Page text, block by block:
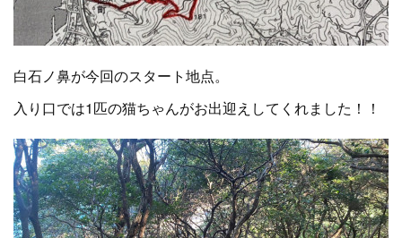
白石ノ鼻が今回のスタート地点。
入り口では1匹の猫ちゃんがお出迎えしてくれました！！